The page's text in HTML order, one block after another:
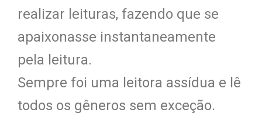
realizar leituras, fazendo que se
apaixonasse instantaneamente
pela leitura.
Sempre foi uma leitora assídua e lê
todos os gêneros sem exceção.